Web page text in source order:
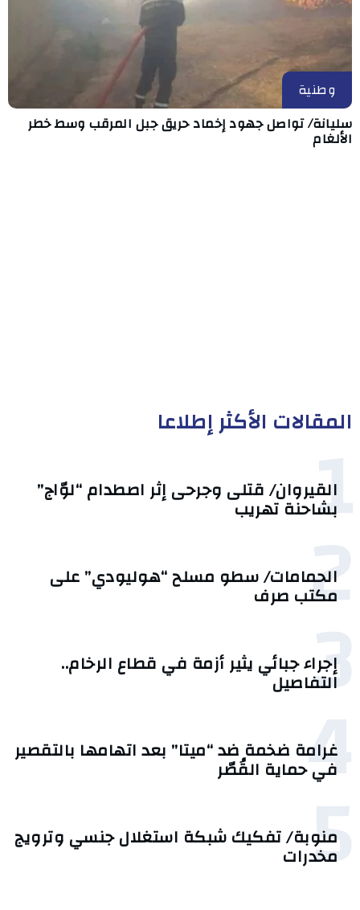
وطنية
سليانة/ تواصل جهود إخماد حريق جبل المرقب وسط خطر
الألغام
المقالات الأكثر إطلاعا
1
القيروان/ قتلى وجرحى إثر اصطدام “لوّاج”
بشاحنة تهريب
2
الحمامات/ سطو مسلح “هوليودي” على
مكتب صرف
3
إجراء جبائي يثير أزمة في قطاع الرخام..
التفاصيل
4
غرامة ضخمة ضد “ميتا” بعد اتهامها بالتقصير
في حماية القُصّر
5
منوبة/ تفكيك شبكة استغلال جنسي وترويج
مخدرات